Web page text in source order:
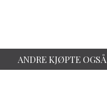
ANDRE KJØPTE OGSÅ